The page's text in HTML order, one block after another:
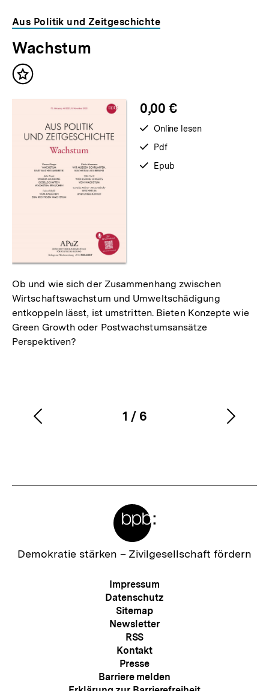
Inhaltskarousell
für
weitere
Inhalte
Inhaltskarussell
überspringen
Aus Politik und Zeitgeschichte
Wachstum
Inhalt
0,00 €
verfügbar
Online lesen
verfügbar
Pdf
verfügbar
Epub
Ob und wie sich der Zusammenhang zwischen
Wirtschaftswachstum und Umweltschädigung
entkoppeln lässt, ist umstritten. Bieten Konzepte wie
Green Growth oder Postwachstumsansätze
Perspektiven?
Karussellinhalt
1
von
/ 6
Vorherigen
Zur
Demokratie stärken – Zivilgesellschaft fördern
Meta-
Navigation
Impressum
Datenschutz
Sitemap
Newsletter
RSS
Kontakt
Presse
Barriere melden